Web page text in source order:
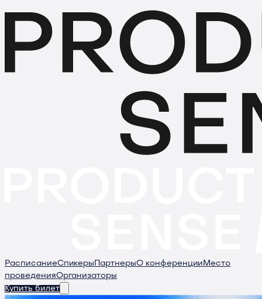
РасписаниеСпикеры ПартнерыО конференции Место
проведенияОрганизаторы
Купить билет